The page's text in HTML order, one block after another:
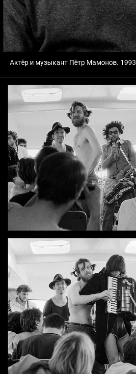
Актёр и музыкант Пётр Мамонов. 1993